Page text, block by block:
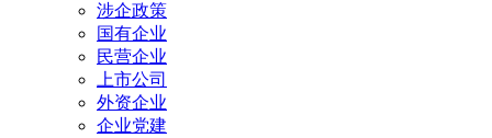
涉企政策
国有企业
民营企业
上市公司
外资企业
企业党建